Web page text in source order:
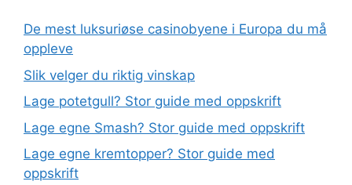
De mest luksuriøse casinobyene i Europa du må
oppleve
Slik velger du riktig vinskap
Lage potetgull? Stor guide med oppskrift
Lage egne Smash? Stor guide med oppskrift
Lage egne kremtopper? Stor guide med
oppskrift